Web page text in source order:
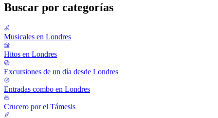
Buscar por categorías
Musicales en Londres
Hitos en Londres
Excursiones de un día desde Londres
Entradas combo en Londres
Crucero por el Támesis